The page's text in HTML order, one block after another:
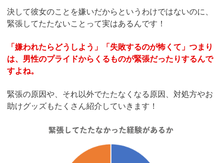
決して彼女のことを嫌いだからというわけではないのに、
緊張してたたないことって実はあるんです！
「嫌われたらどうしよう」「失敗するのが怖くて」つまり
は、男性のプライドからくるものが緊張だったりするんで
すよね。
緊張の原因や、それ以外でたたなくなる原因、対処方やお
助けグッズもたくさん紹介していきます！